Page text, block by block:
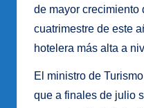
de mayor crecimiento
cuatrimestre de este
hotelera más alta a
El ministro de
que a finales de julio